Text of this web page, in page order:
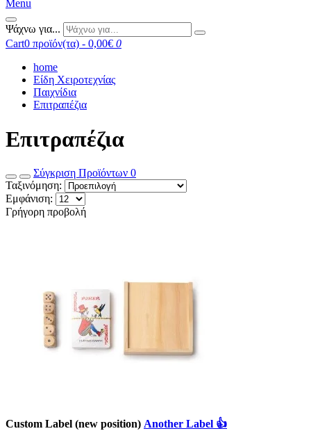
Menu
Ψάχνω για...
Cart0 προϊόν(τα) - 0,00€ 0
home
Είδη Χειροτεχνίας
Παιχνίδια
Επιτραπέζια
Επιτραπέζια
Σύγκριση Προϊόντων 0
Ταξινόμηση:
Εμφάνιση:
Γρήγορη προβολή
Custom Label (new position) Another Label 👍